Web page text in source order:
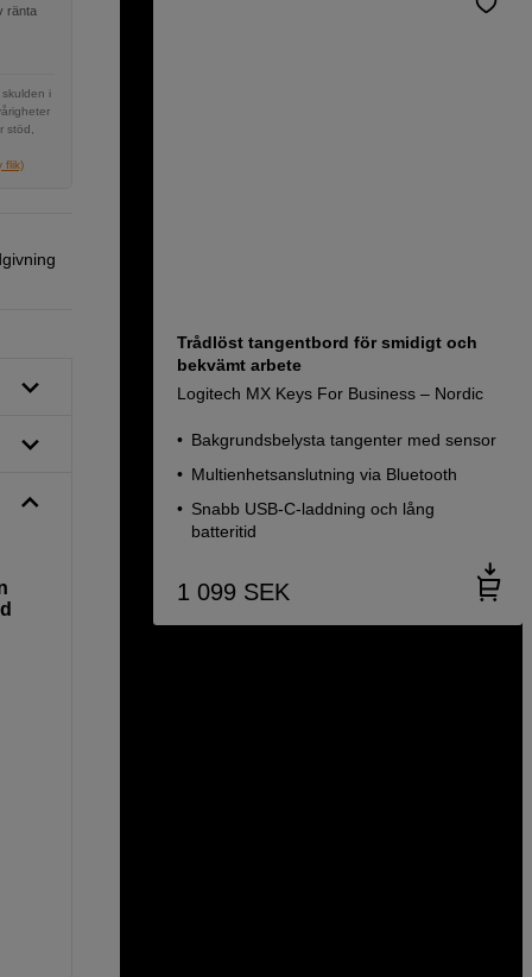
ränta
i
stöd,
flik)
Trådlöst tangentbord för smidigt och
bekvämt arbete
Logitech MX Keys For Business – Nordic
Bakgrundsbelysta tangenter med sensor
Multienhetsanslutning via Bluetooth
Snabb USB-C-laddning och lång
batteritid
1 099 SEK